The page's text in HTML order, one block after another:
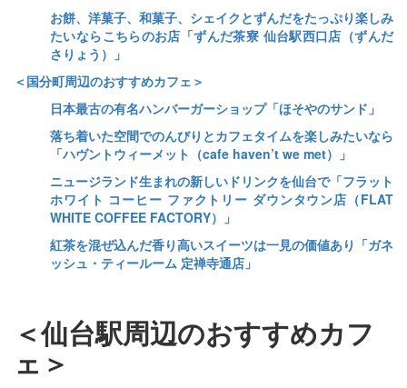
お餅、洋菓子、和菓子、シェイクとずんだをたっぷり楽しみ
たいならこちらのお店「ずんだ茶寮 仙台駅西口店（ずんだ
さりょう）」
＜国分町周辺のおすすめカフェ＞
日本最古の有名ハンバーガーショップ「ほそやのサンド」
落ち着いた空間でのんびりとカフェタイムを楽しみたいなら
「ハヴントウィーメット（cafe haven’t we met）」
ニュージランド生まれの新しいドリンクを仙台で「フラット
ホワイト コーヒー ファクトリー ダウンタウン店（FLAT
WHITE COFFEE FACTORY）」
紅茶を混ぜ込んだ香り高いスイーツは一見の価値あり「ガネ
ッシュ・ティールーム 定禅寺通店」
＜仙台駅周辺のおすすめカフ
ェ＞